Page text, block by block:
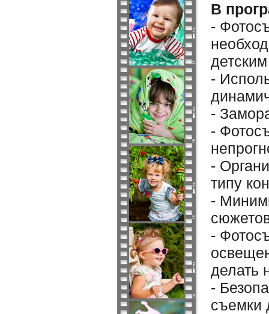
В
-
-
-
-
-
типу
-
-
делать
-
съемки